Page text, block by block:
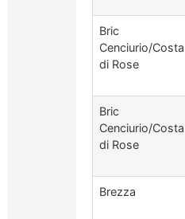
Bric
Cenciurio/Costa
di Rose
Bric
Cenciurio/Costa
di Rose
Brezza